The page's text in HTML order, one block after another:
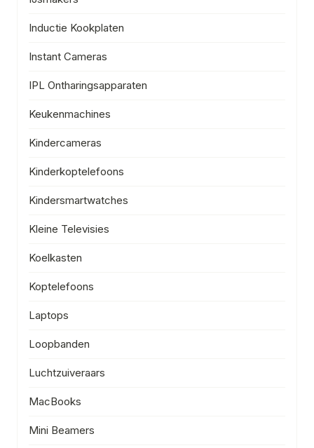
Inductie Kookplaten
Instant Cameras
IPL Ontharingsapparaten
Keukenmachines
Kindercameras
Kinderkoptelefoons
Kindersmartwatches
Kleine Televisies
Koelkasten
Koptelefoons
Laptops
Loopbanden
Luchtzuiveraars
MacBooks
Mini Beamers